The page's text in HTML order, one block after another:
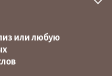
или любую